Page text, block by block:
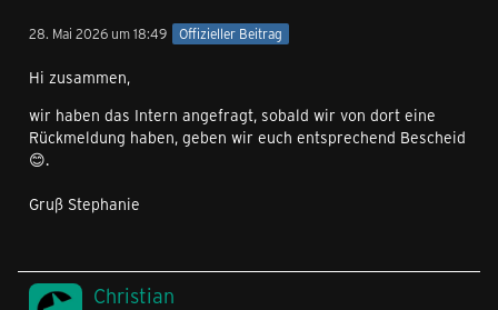
28. Mai 2026 um 18:49 Offizieller Beitrag
Hi zusammen,
wir haben das Intern angefragt, sobald wir von dort eine
Rückmeldung haben, geben wir euch entsprechend Bescheid
😊.
Gruß Stephanie
Christian